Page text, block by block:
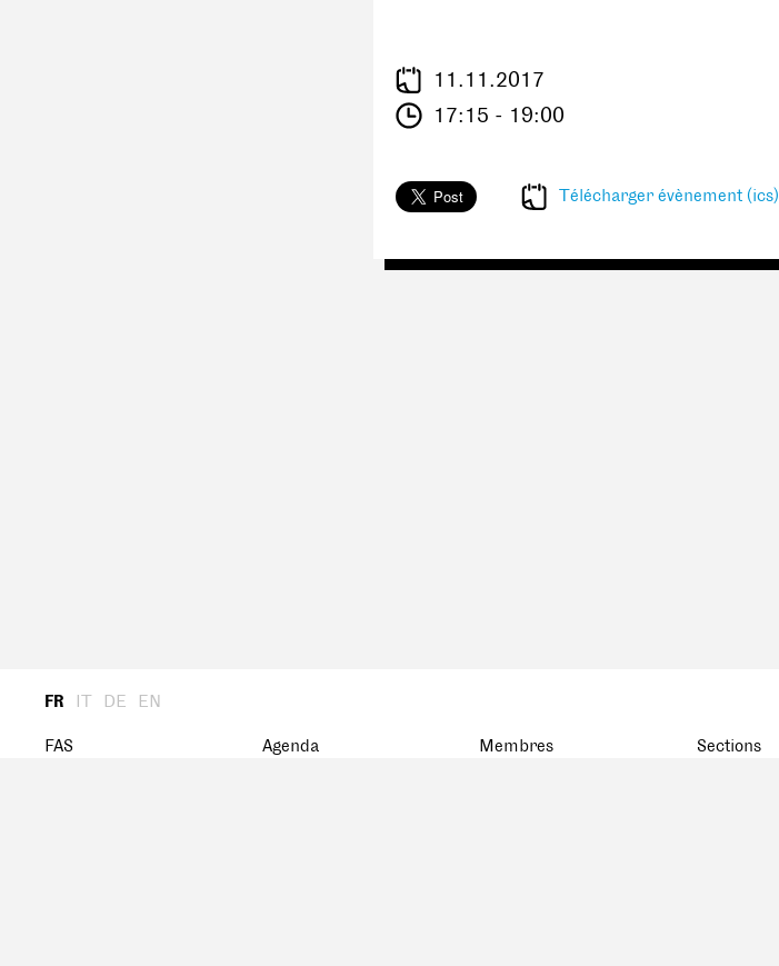
11.11.2017
17:15 - 19:00
Télécharger évènement (ics)
FR IT DE EN
FAS
Agenda
Membres
Sections